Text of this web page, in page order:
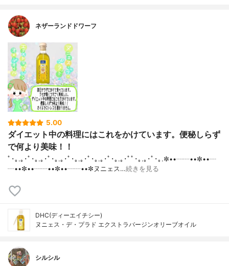
ネザーランドドワーフ
5.00
ダイエット中の料理にはこれをかけています。便秘しらず
で何より美味！！
ﾟ･｡.｡･ﾟ･｡.｡･ﾟ･｡.｡･ﾟ･｡.｡･ﾟ･｡.｡･ﾟ･｡.｡･ﾟﾟ･｡.｡･ﾟ･｡.✼••┈┈••✼••┈
┈••✼••┈┈••✼••┈┈••✼ヌニェス…続きを見る
DHC(ディーエイチシー)
ヌニェス・デ・プラド エクストラバージンオリーブオイル
シルシル